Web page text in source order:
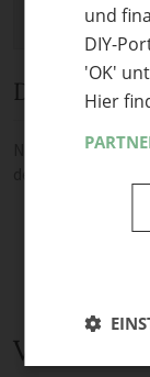
Diskussion
Noch keine
und
DIY-
'OK'
Hier